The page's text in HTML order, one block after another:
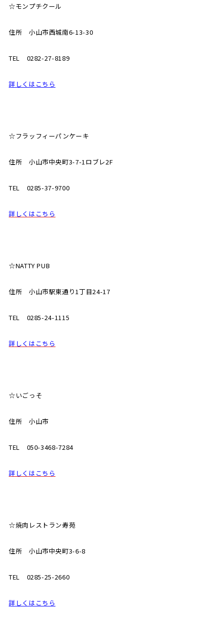
パートナー
☆モンプチクール
住所 小山市西城南6-13-30
TEL 0282-27-8189
詳しくはこちら
☆フラッフィーパンケーキ
住所 小山市中央町3-7-1ロブレ2F
TEL 0285-37-9700
詳しくはこちら
☆NATTY PUB
住所 小山市駅東通り1丁目24-17
TEL 0285-24-1115
詳しくはこちら
☆いごっそ
住所 小山市
TEL 050-3468-7284
詳しくはこちら
☆焼肉レストラン寿苑
住所 小山市中央町3-6-8
TEL 0285-25-2660
詳しくはこちら